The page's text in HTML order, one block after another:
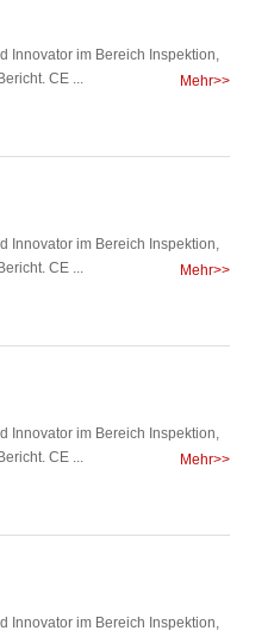
Innovator im Bereich Inspektion,
CE ...
Mehr>>
Innovator im Bereich Inspektion,
CE ...
Mehr>>
Innovator im Bereich Inspektion,
CE ...
Mehr>>
Innovator im Bereich Inspektion,